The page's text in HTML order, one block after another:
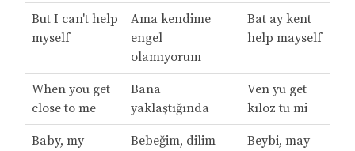
But I can't help
myself
Ama kendime
engel
olamıyorum
Bat ay kent
help mayself
When you get
close to me
Bana
yaklaştığında
Ven yu get
kıloz tu mi
Baby, my
Bebeğim, dilim
Beybi, may